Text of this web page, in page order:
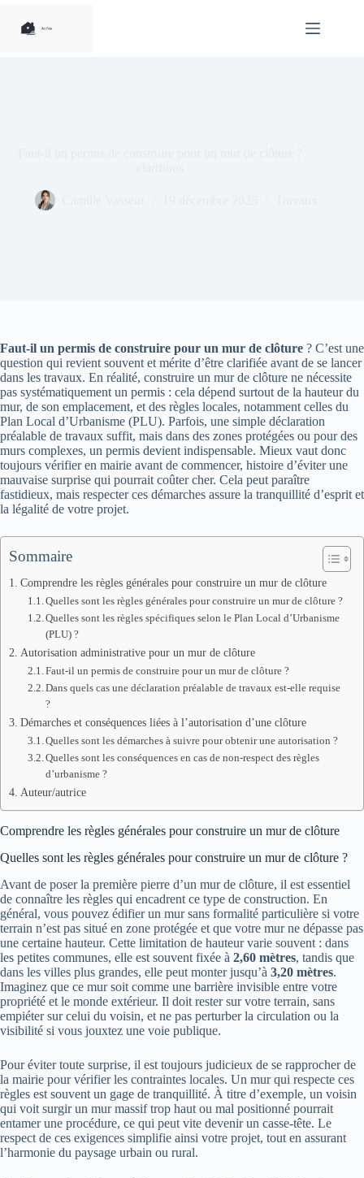
contenu
Faut-il un permis de construire pour un mur de clôture ? C’est une
question qui revient souvent et mérite d’être clarifiée avant de se lancer
dans les travaux. En réalité, construire un mur de clôture ne nécessite
pas systématiquement un permis : cela dépend surtout de la hauteur du
mur, de son emplacement, et des règles locales, notamment celles du
Plan Local d’Urbanisme (PLU). Parfois, une simple déclaration
préalable de travaux suffit, mais dans des zones protégées ou pour des
murs complexes, un permis devient indispensable. Mieux vaut donc
toujours vérifier en mairie avant de commencer, histoire d’éviter une
mauvaise surprise qui pourrait coûter cher. Cela peut paraître
fastidieux, mais respecter ces démarches assure la tranquillité d’esprit et
la légalité de votre projet.
Sommaire
Comprendre les règles générales pour construire un mur de clôture
Quelles sont les règles générales pour construire un mur de clôture ?
Quelles sont les règles spécifiques selon le Plan Local d’Urbanisme
(PLU) ?
Autorisation administrative pour un mur de clôture
Faut-il un permis de construire pour un mur de clôture ?
Dans quels cas une déclaration préalable de travaux est-elle requise
?
Démarches et conséquences liées à l’autorisation d’une clôture
Quelles sont les démarches à suivre pour obtenir une autorisation ?
Quelles sont les conséquences en cas de non-respect des règles
d’urbanisme ?
Auteur/autrice
Comprendre les règles générales pour construire un mur de clôture
Quelles sont les règles générales pour construire un mur de clôture ?
Avant de poser la première pierre d’un mur de clôture, il est essentiel
de connaître les règles qui encadrent ce type de construction. En
général, vous pouvez édifier un mur sans formalité particulière si votre
terrain n’est pas situé en zone protégée et que votre mur ne dépasse pas
une certaine hauteur. Cette limitation de hauteur varie souvent : dans
les petites communes, elle est souvent fixée à 2,60 mètres, tandis que
dans les villes plus grandes, elle peut monter jusqu’à 3,20 mètres.
Imaginez que ce mur soit comme une barrière invisible entre votre
propriété et le monde extérieur. Il doit rester sur votre terrain, sans
empiéter sur celui du voisin, et ne pas perturber la circulation ou la
visibilité si vous jouxtez une voie publique.
Pour éviter toute surprise, il est toujours judicieux de se rapprocher de
la mairie pour vérifier les contraintes locales. Un mur qui respecte ces
règles est souvent un gage de tranquillité. À titre d’exemple, un voisin
qui voit surgir un mur massif trop haut ou mal positionné pourrait
entamer une procédure, ce qui peut vite devenir un casse-tête. Le
respect de ces exigences simplifie ainsi votre projet, tout en assurant
l’harmonie du paysage urbain ou rural.